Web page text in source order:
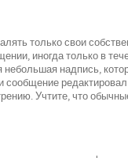
только свои
иногда только в
небольшая надпись,
сообщение редактировал
Учтите, что